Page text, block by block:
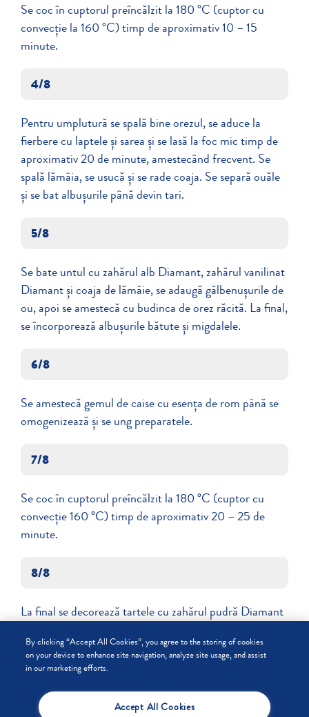
Se coc în cuptorul preîncălzit la 180 °C (cuptor cu
convecție la 160 °C) timp de aproximativ 10 – 15
minute.
4/8
Pentru umplutură se spală bine orezul, se aduce la
fierbere cu laptele și sarea și se lasă la foc mic timp de
aproximativ 20 de minute, amestecând frecvent. Se
spală lămâia, se usucă și se rade coaja. Se separă ouăle
și se bat albușurile până devin tari.
5/8
Se bate untul cu zahărul alb Diamant, zahărul vanilinat
Diamant și coaja de lămâie, se adaugă gălbenușurile de
ou, apoi se amestecă cu budinca de orez răcită. La final,
se încorporează albușurile bătute și migdalele.
6/8
Se amestecă gemul de caise cu esenţa de rom până se
omogenizează și se ung preparatele.
7/8
Se coc în cuptorul preîncălzit la 180 °C (cuptor cu
convecție 160 °C) timp de aproximativ 20 – 25 de
minute.
8/8
La final se decorează tartele cu zahărul pudră Diamant
COOKIES SETTINGS IMPRESSUM DECLARAŢIE
By clicking “Accept All Cookies”, you agree to the storing of cookies
on your device to enhance site navigation, analyze site usage, and assist
in our marketing efforts.
Accept All Cookies